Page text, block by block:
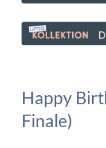
Happy
Finale)